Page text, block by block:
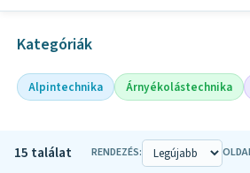
Kategóriák
Alpintechnika Árnyékolástechnika
15 találat RENDEZÉS: